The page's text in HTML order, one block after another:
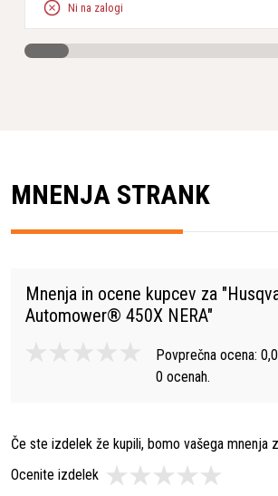
Ni na zalogi
MNENJA STRANK
Mnenja in ocene kupcev za "
Automower® 450X NERA"
Povprečna ocena:
0 ocenah.
Če ste izdelek že kupili, bomo vašega mnenja
Ocenite izdelek